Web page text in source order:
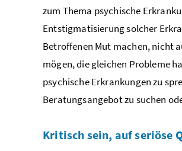
zum Thema psychische
Entstigmatisierung solcher
Betroffenen Mut machen, nicht
mögen, die gleichen Probleme
psychische Erkrankungen zu
Beratungsangebot zu suchen
Kritisch sein, auf seriöse